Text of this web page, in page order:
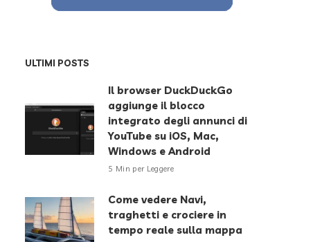
ULTIMI POSTS
Il browser DuckDuckGo
aggiunge il blocco
integrato degli annunci di
YouTube su iOS, Mac,
Windows e Android
5 Min per Leggere
Come vedere Navi,
traghetti e crociere in
tempo reale sulla mappa